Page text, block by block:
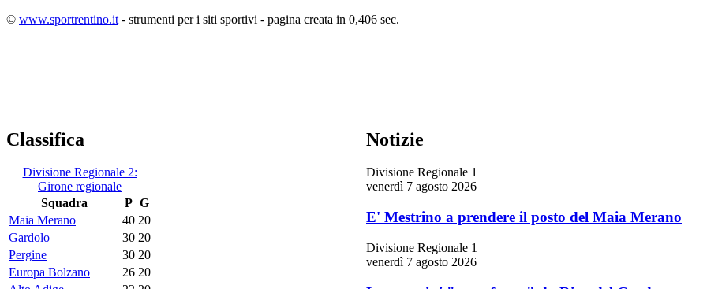
© www.sportrentino.it - strumenti per i siti sportivi - pagina creata in 0,406 sec.
Classifica
Divisione Regionale 2:
Girone regionale
Squadra
P G
Maia Merano
40 20
Gardolo
30 20
Pergine
30 20
Europa Bolzano
26 20
Notizie
Divisione Regionale 1
venerdì 7 agosto 2026
E' Mestrino a prendere il posto del Maia Merano
Divisione Regionale 1
venerdì 7 agosto 2026